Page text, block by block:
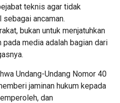
teknis agar tidak
ancaman.
bukan untuk menjatuhkan
media adalah bagian dari
Undang-Undang Nomor 40
jaminan hukum kepada
dan